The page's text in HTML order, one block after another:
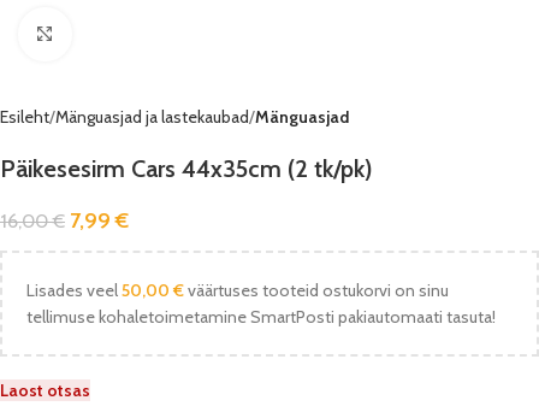
Esileht Mänguasjad ja lastekaubad Mänguasjad
Päikesesirm Cars 44x35cm (2 tk/pk)
16,00€ 7,99€
Lisades veel50,00 €väärtuses tooteid ostukorvi on sinu
tellimuse kohaletoimetamine SmartPosti pakiautomaati tasuta!
Laost otsas